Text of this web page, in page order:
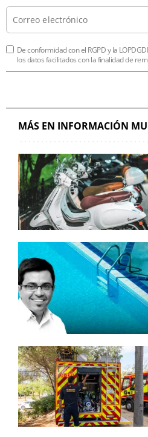
De conformidad con el RGPD y la
los datos facilitados con la finalidad de
MÁS EN INFORMACIÓN